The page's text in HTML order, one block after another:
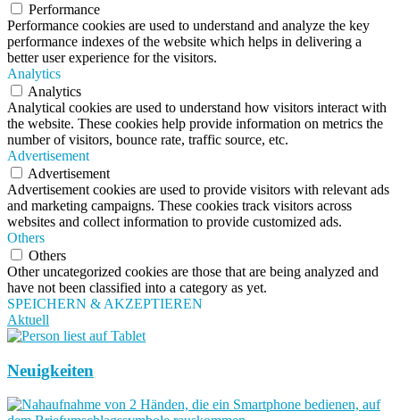
Performance
Performance cookies are used to understand and analyze the key
performance indexes of the website which helps in delivering a
better user experience for the visitors.
Analytics
Analytics
Analytical cookies are used to understand how visitors interact with
the website. These cookies help provide information on metrics the
number of visitors, bounce rate, traffic source, etc.
Advertisement
Advertisement
Advertisement cookies are used to provide visitors with relevant ads
and marketing campaigns. These cookies track visitors across
websites and collect information to provide customized ads.
Others
Others
Other uncategorized cookies are those that are being analyzed and
have not been classified into a category as yet.
SPEICHERN & AKZEPTIEREN
Aktuell
Neuigkeiten